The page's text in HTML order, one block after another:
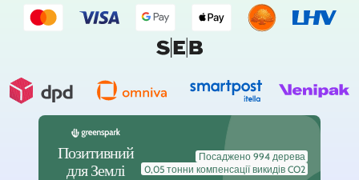
Позитивний
для Землі
Посаджено 994 дерева
0,05 тонни компенсації викидів CO2